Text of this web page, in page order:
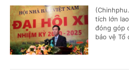
tích lớn
đóng góp
bảo vệ Tổ